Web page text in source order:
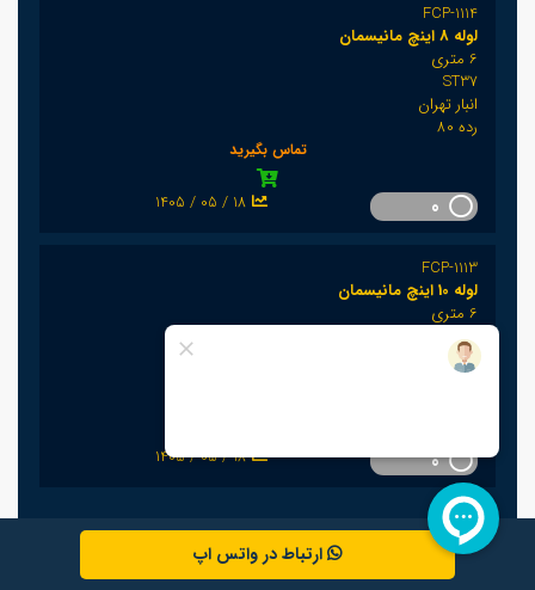
FCP-1114
لوله 8 اینچ مانیسمان
6 متری
ST37
انبار تهران
رده 80
تماس بگیرید
1405 / 05 / 18
FCP-1113
لوله 10 اینچ مانیسمان
6 متری
ST37
انبار تهران
0
1405 / 05 / 18
ارتباط در واتس اپ